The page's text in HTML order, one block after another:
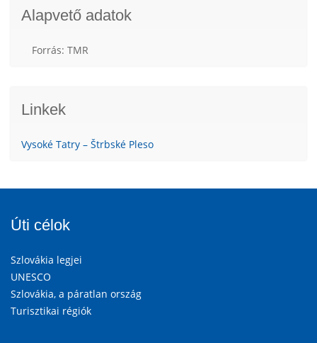
Alapvető adatok
Forrás: TMR
Linkek
Vysoké Tatry – Štrbské Pleso
Úti célok
Szlovákia legjei
UNESCO
Szlovákia, a páratlan ország
Turisztikai régiók